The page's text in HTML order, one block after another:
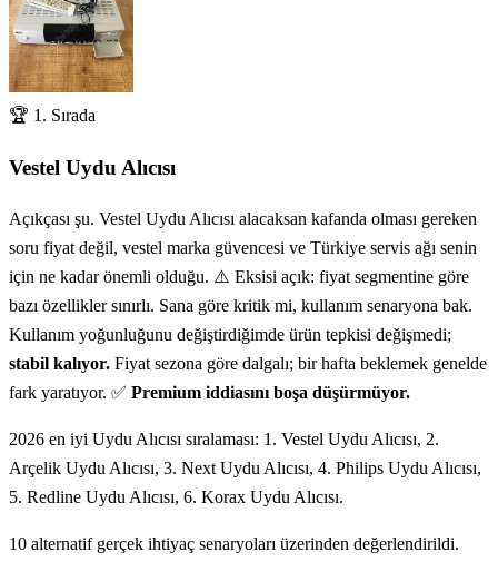
🏆 1. Sırada
Vestel Uydu Alıcısı
Açıkçası şu. Vestel Uydu Alıcısı alacaksan kafanda olması gereken
soru fiyat değil, vestel marka güvencesi ve Türkiye servis ağı senin
için ne kadar önemli olduğu. ⚠️ Eksisi açık: fiyat segmentine göre
bazı özellikler sınırlı. Sana göre kritik mi, kullanım senaryona bak.
Kullanım yoğunluğunu değiştirdiğimde ürün tepkisi değişmedi;
stabil kalıyor. Fiyat sezona göre dalgalı; bir hafta beklemek genelde
fark yaratıyor. ✅ Premium iddiasını boşa düşürmüyor.
2026 en iyi Uydu Alıcısı sıralaması: 1. Vestel Uydu Alıcısı, 2.
Arçelik Uydu Alıcısı, 3. Next Uydu Alıcısı, 4. Philips Uydu Alıcısı,
5. Redline Uydu Alıcısı, 6. Korax Uydu Alıcısı.
10 alternatif gerçek ihtiyaç senaryoları üzerinden değerlendirildi.